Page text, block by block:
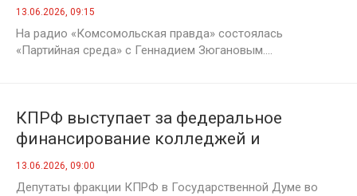
специалисты
13.06.2026, 09:15
На радио «Комсомольская правда» состоялась
«Партийная среда» с Геннадием Зюгановым....
КПРФ выступает за федеральное
финансирование колледжей и
техникумов
13.06.2026, 09:00
Депутаты фракции КПРФ в Государственной Думе во